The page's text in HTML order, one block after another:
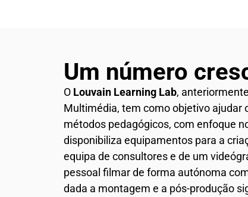
Um número
O Louvain Learning Lab,
Multimédia, tem como objetivo ajudar
métodos pedagógicos, com enfoque
disponibiliza equipamentos para a
equipa de consultores e de um
pessoal filmar de forma autónoma
dada a montagem e a pós-produção